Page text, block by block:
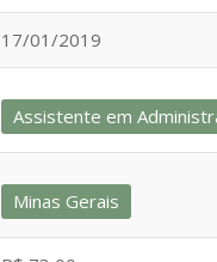
17/01/2019
Assistente em
Minas Gerais